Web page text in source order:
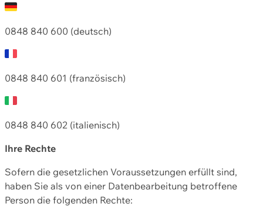
0848 840 600 (deutsch)
0848 840 601 (französisch)
0848 840 602 (italienisch)
Ihre Rechte
Sofern die gesetzlichen Voraussetzungen erfüllt sind,
haben Sie als von einer Datenbearbeitung betroffene
Person die folgenden Rechte: